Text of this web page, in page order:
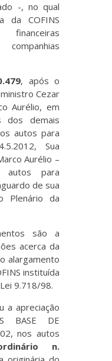
-, no qual
da COFINS
, após o
Cezar
Aurélio, em
dos demais
autos para
Sua
Aurélio –
autos para
de sua
Plenário da
são a
acerca da
alargamento
instituída
9.718/98.
a apreciação
BASE DE
nos autos
n.